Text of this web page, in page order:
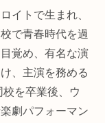
イトで生まれ、
で青春時代を過
覚め、有名な演
、主演を務める
を卒業後、ウ
劇パフォーマン